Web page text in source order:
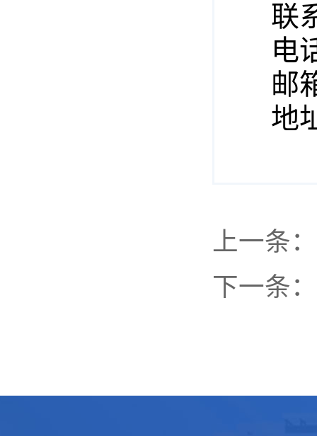
联
电
邮
地
上一条：
下一条：